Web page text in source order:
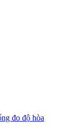
đo độ hòa